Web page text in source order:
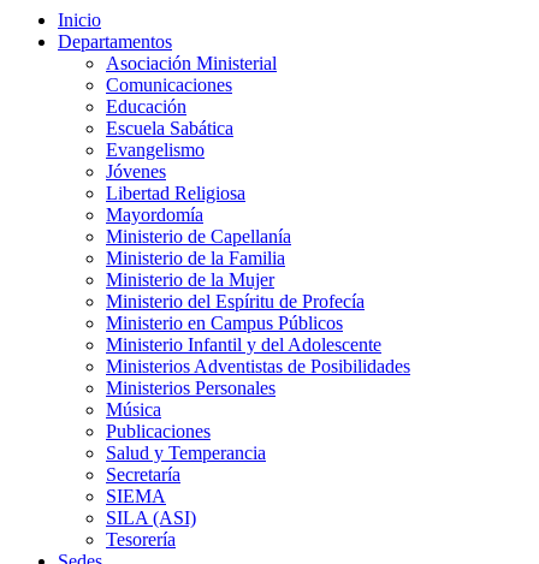
Inicio
Departamentos
Asociación Ministerial
Comunicaciones
Educación
Escuela Sabática
Evangelismo
Jóvenes
Libertad Religiosa
Mayordomía
Ministerio de Capellanía
Ministerio de la Familia
Ministerio de la Mujer
Ministerio del Espíritu de Profecía
Ministerio en Campus Públicos
Ministerio Infantil y del Adolescente
Ministerios Adventistas de Posibilidades
Ministerios Personales
Música
Publicaciones
Salud y Temperancia
Secretaría
SIEMA
SILA (ASI)
Tesorería